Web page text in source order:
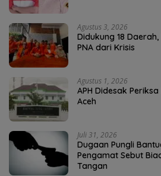
Agustus 3, 2026
Didukung 18
PNA dari Krisis
Agustus 1, 2026
APH Didesak
Aceh
Juli 31, 2026
Dugaan Pungli
Pengamat Sebut
Tangan